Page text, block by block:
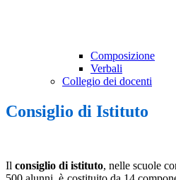
Composizione
Verbali
Collegio dei docenti
Consiglio di Istituto
Il consiglio di istituto, nelle scuole